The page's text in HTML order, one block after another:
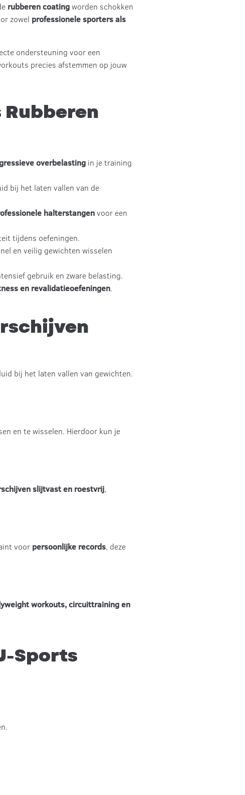
rubberen coatingworden schokken
zowel professionele sporters als
ondersteuning voor een
precies afstemmen op jouw
Rubberen
overbelasting in je training
bij het laten vallen van de
halterstangenvoor een
tijdens oefeningen.
en veilig gewichten wisselen
gebruik en zware belasting.
en revalidatieoefeningen.
bij het laten vallen van gewichten.
en te wisselen. Hierdoor kun je
slijtvast en roestvrij,
voor persoonlijke records, deze
workouts, circuittraining en
Sports